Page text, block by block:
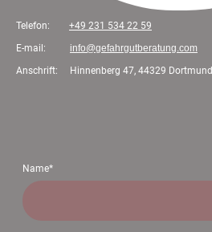
Telefon: +49 231 534 22 59
E-mail: info@gefahrgutberatung.com
Anschrift: Hinnenberg 47, 44329 Dortmund
Name*